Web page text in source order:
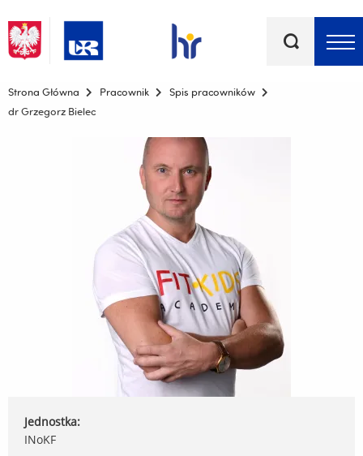
kluczowe
Menu - górna belka
Strona Główna Pracownik
Spis pracowników
dr Grzegorz Bielec
Jednostka:
INoKF